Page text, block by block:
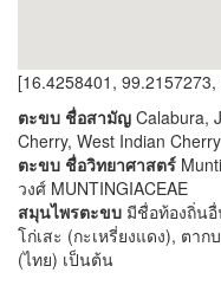
[16.4258401,
ตะขบ ชื่อสามัญ Calabura,
Cherry, West Indian Cherry
ตะขบ ชื่อวิทยาศาสตร์
วงศ์ MUNTINGIACEAE
สมุนไพรตะขบ มีชื่อท้องถิ่น
โก่เสะ (กะเหรี่ยงแดง), ตา
(ไทย) เป็นต้น